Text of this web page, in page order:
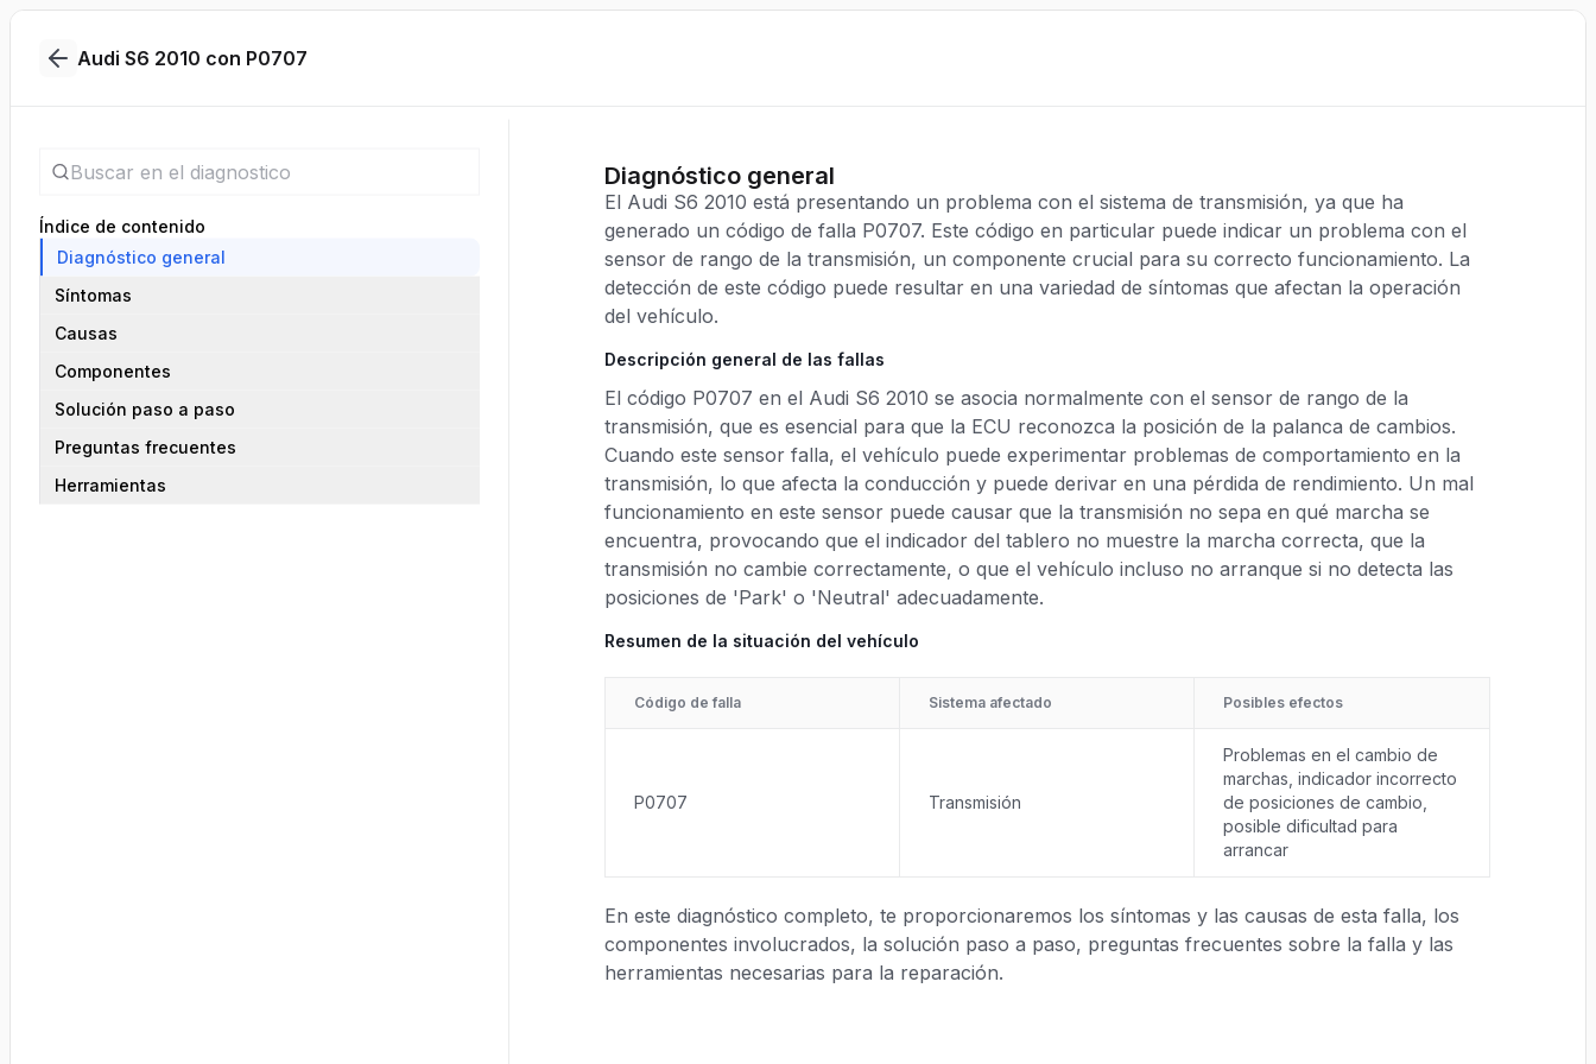
Audi S6 2010 con P0707
Índice de contenido
Diagnóstico general
Síntomas
Causas
Componentes
Solución paso a paso
Preguntas frecuentes
Herramientas
Diagnóstico general
El Audi S6 2010 está presentando un problema con el sistema de transmisión, ya que ha
generado un código de falla P0707. Este código en particular puede indicar un problema con el
sensor de rango de la transmisión, un componente crucial para su correcto funcionamiento. La
detección de este código puede resultar en una variedad de síntomas que afectan la operación
del vehículo.
Descripción general de las fallas
El código P0707 en el Audi S6 2010 se asocia normalmente con el sensor de rango de la
transmisión, que es esencial para que la ECU reconozca la posición de la palanca de cambios.
Cuando este sensor falla, el vehículo puede experimentar problemas de comportamiento en la
transmisión, lo que afecta la conducción y puede derivar en una pérdida de rendimiento. Un mal
funcionamiento en este sensor puede causar que la transmisión no sepa en qué marcha se
encuentra, provocando que el indicador del tablero no muestre la marcha correcta, que la
transmisión no cambie correctamente, o que el vehículo incluso no arranque si no detecta las
posiciones de 'Park' o 'Neutral' adecuadamente.
Resumen de la situación del vehículo
Código de falla Sistema afectado Posibles efectos
P0707 Transmisión
Problemas en el cambio de
marchas, indicador incorrecto
de posiciones de cambio,
posible dificultad para
arrancar
En este diagnóstico completo, te proporcionaremos los síntomas y las causas de esta falla, los
componentes involucrados, la solución paso a paso, preguntas frecuentes sobre la falla y las
herramientas necesarias para la reparación.